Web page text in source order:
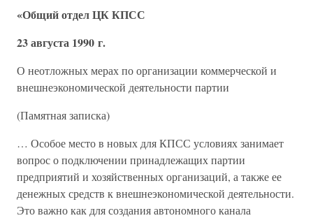
«Общий отдел ЦК КПСС
23 августа 1990 г.
О неотложных мерах по организации коммерческой и
внешнеэкономической деятельности партии
(Памятная записка)
… Особое место в новых для КПСС условиях занимает
вопрос о подключении принадлежащих партии
предприятий и хозяйственных организаций, а также ее
денежных средств к внешнеэкономической деятельности.
Это важно как для создания автономного канала